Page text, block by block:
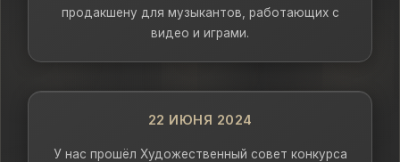
продакшену для музыкантов, работающих с
видео и играми.
22 ИЮНЯ 2024
У нас прошёл Художественный совет конкурса